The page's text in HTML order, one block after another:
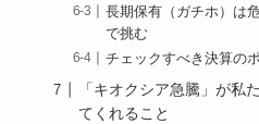
長期保有（ガチホ）は
で挑む
チェックすべき決算の
「キオクシア急騰」が私
てくれること